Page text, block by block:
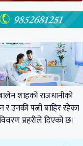
शाहको राजधानीको
उनकी पत्नी बाहिर रहेका
प्रहरीले दिएको छ।